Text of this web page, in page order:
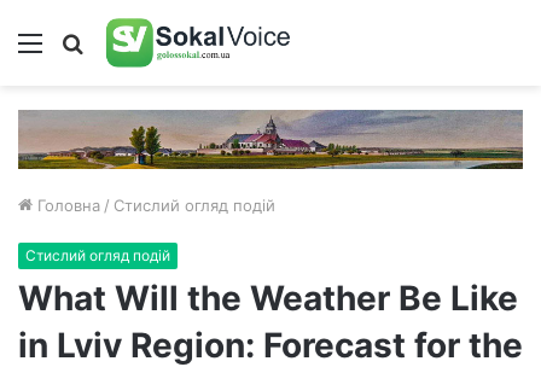
Меню Пошук
Головна / Стислий огляд подій
Стислий огляд подій
What Will the Weather Be Like
in Lviv Region: Forecast for the